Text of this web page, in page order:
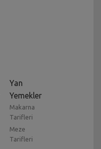
Yan
Yemekler
Makarna
Tarifleri
Meze
Tarifleri